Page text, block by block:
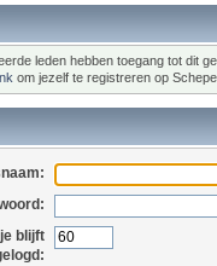
leden hebben toegang tot dit
om jezelf te registreren op
blijft